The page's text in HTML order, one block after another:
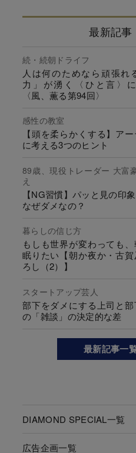
最新記事
続・続朝ドライフ
人は何のためなら頑張
力」が湧く〈ひと言〉
〈風、薫る第94回〉
感性の教室
【頭を柔らかくする】ア
に考える3つのヒント
89歳、現役トレーダー 大富
え
【NG習慣】パッと見の印
なぜダメなの？
暮らしの信じ方
もしも世界が変わっても
眠りたい【朝か夜か・古
ろし（2）】
スタートアップ芸人
部下をダメにする上司と
の「雑談」の決定的な差
最新記事一
DIAMOND SPECIAL一覧
広告企画一覧